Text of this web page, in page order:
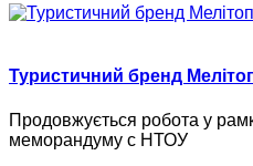
Туристичний бренд
Продовжується робота у
меморандуму с НТОУ